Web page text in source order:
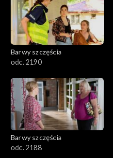
1401–1500
1301–1400
1101–1200
1001–1100
901–1000
Barwy szczęścia
odc. 2190
Barwy szczęścia
odc. 2188